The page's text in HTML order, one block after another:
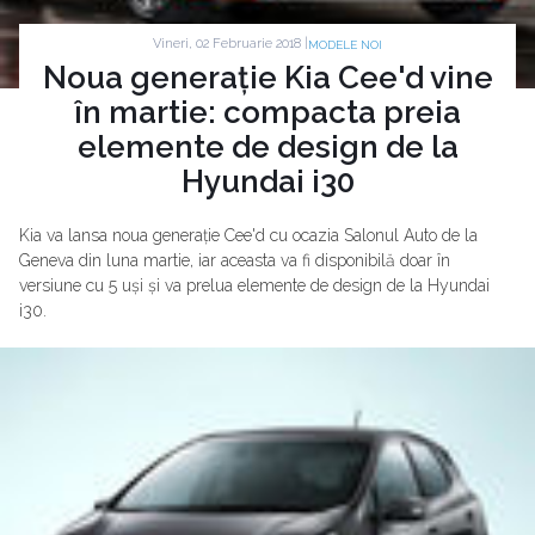
Vineri, 02 Februarie 2018 | MODELE NOI
Noua generație Kia Cee'd vine
în martie: compacta preia
elemente de design de la
Hyundai i30
Kia va lansa noua generație Cee'd cu ocazia Salonul Auto de la
Geneva din luna martie, iar aceasta va fi disponibilă doar în
versiune cu 5 uși și va prelua elemente de design de la Hyundai
i30.